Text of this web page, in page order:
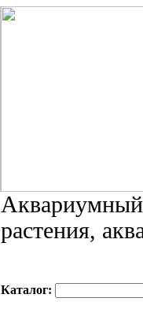
растения,
Каталог: